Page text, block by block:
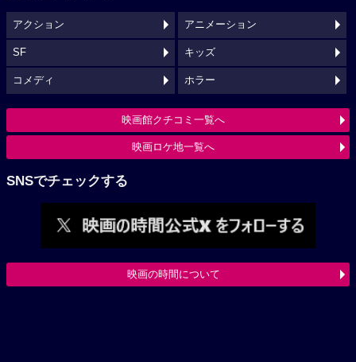
アクション アニメーション
SF キッズ
コメディ ホラー
映画館クチコミ一覧へ
映画ロケ地一覧へ
SNSでチェックする
映画の時間について